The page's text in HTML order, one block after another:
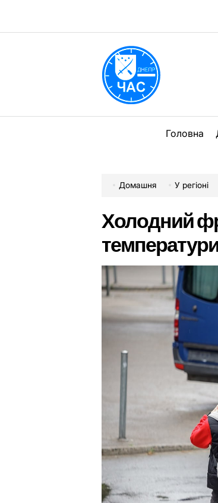
вмісту
Головна
Домашня У регіоні
Холодний
температури